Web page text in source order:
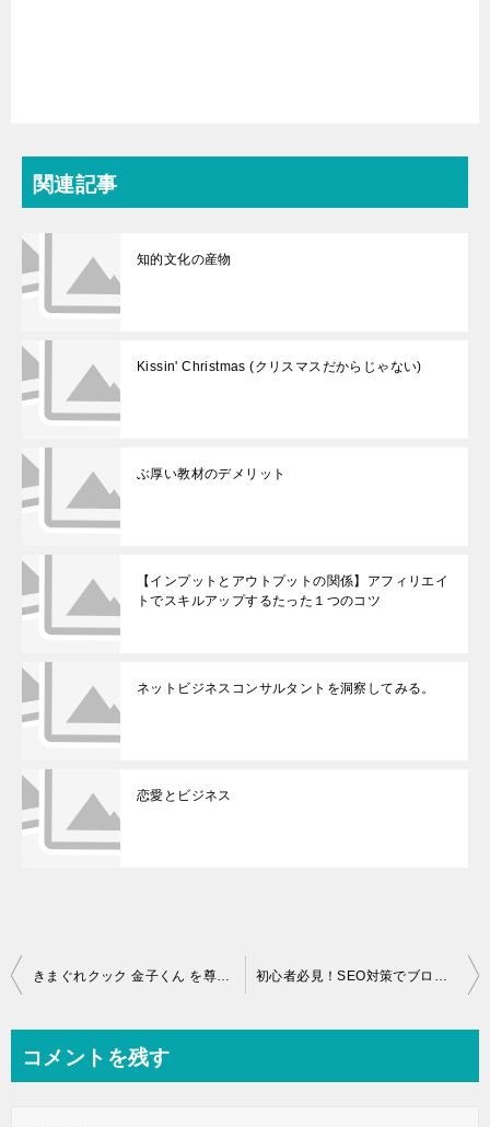
関連記事
知的文化の産物
Kissin' Christmas (クリスマスだからじゃない)
ぶ厚い教材のデメリット
【インプットとアウトプットの関係】アフィリエイ
トでスキルアップするたった１つのコツ
ネットビジネスコンサルタントを洞察してみる。
恋愛とビジネス
投
ビ
きまぐれクック 金子くん を尊敬する理由 初心者必見！SEO対策でブログのアクセスを劇的に増やす方法
コメントを残す